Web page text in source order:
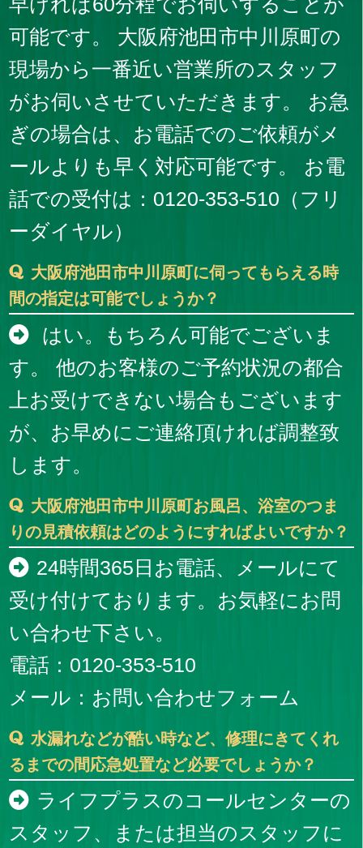
可能です。 大阪府池田市中川原町の
現場から一番近い営業所のスタッフ
がお伺いさせていただきます。 お急
ぎの場合は、お電話でのご依頼がメ
ールよりも早く対応可能です。 お電
話での受付は：0120-353-510（フリ
ーダイヤル）
大阪府池田市中川原町に伺ってもらえる時
間の指定は可能でしょうか？
はい。もちろん可能でございま
す。 他のお客様のご予約状況の都合
上お受けできない場合もございます
が、お早めにご連絡頂ければ調整致
します。
大阪府池田市中川原町お風呂、浴室のつま
りの見積依頼はどのようにすればよいですか？
24時間365日お電話、メールにて
受け付けております。お気軽にお問
い合わせ下さい。
電話：0120-353-510
メール： お問い合わせフォーム
水漏れなどが酷い時など、修理にきてくれ
るまでの間応急処置など必要でしょうか？
ライフプラスのコールセンターの
スタッフ、または担当のスタッフに